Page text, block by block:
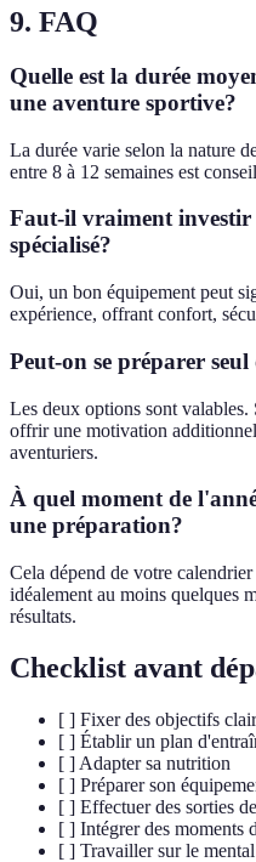
9. FAQ
Quelle est la durée
une aventure sportive?
La durée varie selon la nature
entre 8 à 12 semaines est
Faut-il vraiment investir
spécialisé?
Oui, un bon équipement peut
expérience, offrant confort,
Peut-on se préparer
Les deux options sont valables.
offrir une motivation
aventuriers.
À quel moment de
une préparation?
Cela dépend de votre
idéalement au moins quelques
résultats.
Checklist avant
[ ] Fixer des objectifs
[ ] Établir un plan
[ ] Adapter sa nutrition
[ ] Préparer son
[ ] Effectuer des sorties
[ ] Intégrer des moments
[ ] Travailler sur le mental